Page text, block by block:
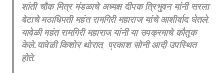
शांती चौक मित्र मंडळाचे अध्यक्ष दीपक त्रिभुवन यांनी सरला
बेटाचे मठाधिपती महंत रामगिरी महाराज यांचे आशीर्वाद घेतले.
यावेळी महंत रामगिरी महाराज यांनी या उपक्रमाचे कौतुक
केले.यावेळी किशोर थोरात, प्रकाश सोनी आदी उपस्थित
होते.